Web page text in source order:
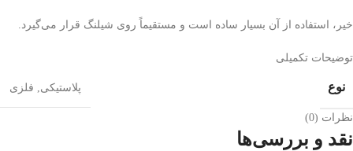
خیر، استفاده از آن بسیار ساده است و مستقیماً روی شیلنگ قرار می‌گیرد.
توضیحات تکمیلی
نوع پلاستیکی, فلزی
نظرات (0)
نقد و بررسی‌ها